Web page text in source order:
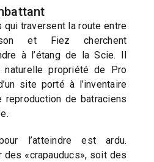
traversent la route entre
et Fiez cherchent
à l’étang de la Scie. Il
naturelle propriété de Pro
site porté à l’inventaire
de batraciens
l’atteindre est ardu.
«crapauducs», soit des